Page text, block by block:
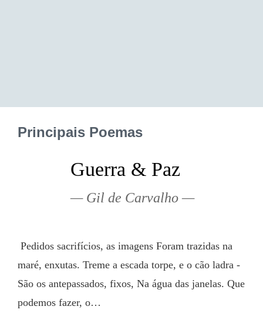
Principais Poemas
Guerra & Paz
Gil de Carvalho
maré, enxutas. Treme a escada torpe, e o cão ladra -
São os antepassados, fixos, Na água das janelas. Que
podemos fazer, o…